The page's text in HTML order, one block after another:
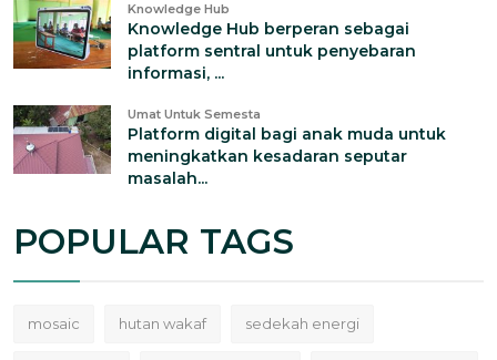
Knowledge Hub
Knowledge Hub berperan sebagai
platform sentral untuk penyebaran
informasi, ...
Umat Untuk Semesta
Platform digital bagi anak muda untuk
meningkatkan kesadaran seputar
masalah...
POPULAR TAGS
mosaic hutan wakaf sedekah energi